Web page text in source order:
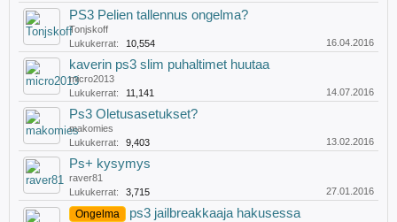
PS3 Pelien tallennus ongelma?
Tonjskoff
Lukukerrat:
10,554 16.04.2016
kaverin ps3 slim puhaltimet huutaa
micro2013
Lukukerrat:
11,141 14.07.2016
Ps3 Oletusasetukset?
makomies
Lukukerrat:
9,403 13.02.2016
Ps+ kysymys
raver81
Lukukerrat:
3,715 27.01.2016
Ongelma ps3 jailbreakkaaja hakusessa